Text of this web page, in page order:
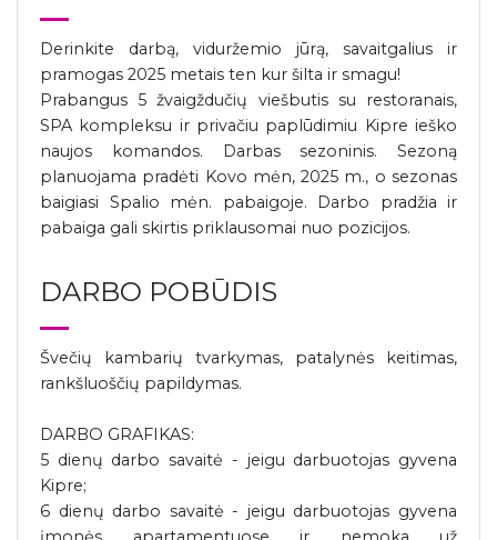
Derinkite darbą, viduržemio jūrą, savaitgalius ir
pramogas 2025 metais ten kur šilta ir smagu!
Prabangus 5 žvaigždučių viešbutis su restoranais,
SPA kompleksu ir privačiu paplūdimiu Kipre ieško
naujos komandos. Darbas sezoninis. Sezoną
planuojama pradėti Kovo mėn, 2025 m., o sezonas
baigiasi Spalio mėn. pabaigoje. Darbo pradžia ir
pabaiga gali skirtis priklausomai nuo pozicijos.
DARBO POBŪDIS
Švečių kambarių tvarkymas, patalynės keitimas,
rankšluoščių papildymas.
DARBO GRAFIKAS:
5 dienų darbo savaitė - jeigu darbuotojas gyvena
Kipre;
6 dienų darbo savaitė - jeigu darbuotojas gyvena